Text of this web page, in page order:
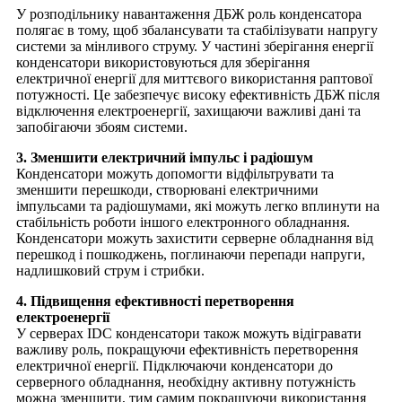
У розподільнику навантаження ДБЖ роль конденсатора
полягає в тому, щоб збалансувати та стабілізувати напругу
системи за мінливого струму. У частині зберігання енергії
конденсатори використовуються для зберігання
електричної енергії для миттєвого використання раптової
потужності. Це забезпечує високу ефективність ДБЖ після
відключення електроенергії, захищаючи важливі дані та
запобігаючи збоям системи.
3. Зменшити електричний імпульс і радіошум
Конденсатори можуть допомогти відфільтрувати та
зменшити перешкоди, створювані електричними
імпульсами та радіошумами, які можуть легко вплинути на
стабільність роботи іншого електронного обладнання.
Конденсатори можуть захистити серверне обладнання від
перешкод і пошкоджень, поглинаючи перепади напруги,
надлишковий струм і стрибки.
4. Підвищення ефективності перетворення
електроенергії
У серверах IDC конденсатори також можуть відігравати
важливу роль, покращуючи ефективність перетворення
електричної енергії. Підключаючи конденсатори до
серверного обладнання, необхідну активну потужність
можна зменшити, тим самим покращуючи використання